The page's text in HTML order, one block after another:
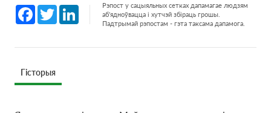
Facebook
Twitter LinkedInРэпост у сацыяльных сетках дапамагае людзям
аб'ядноўвацца і хутчэй збіраць грошы.
Падтрымай рэпостам - гэта таксама дапамога.
Гісторыя